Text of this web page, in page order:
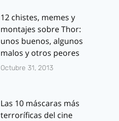
12 chistes, memes y
montajes sobre Thor:
unos buenos, algunos
malos y otros peores
Octubre 31, 2013
Las 10 máscaras más
terroríficas del cine